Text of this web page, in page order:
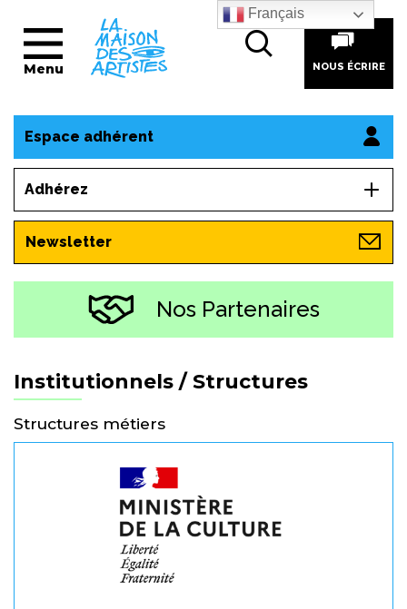
Menu NOUS ÉCRIRE
Espace adhérent
Adhérez
Newsletter
Nos Partenaires
Institutionnels / Structures
Structures métiers
Français